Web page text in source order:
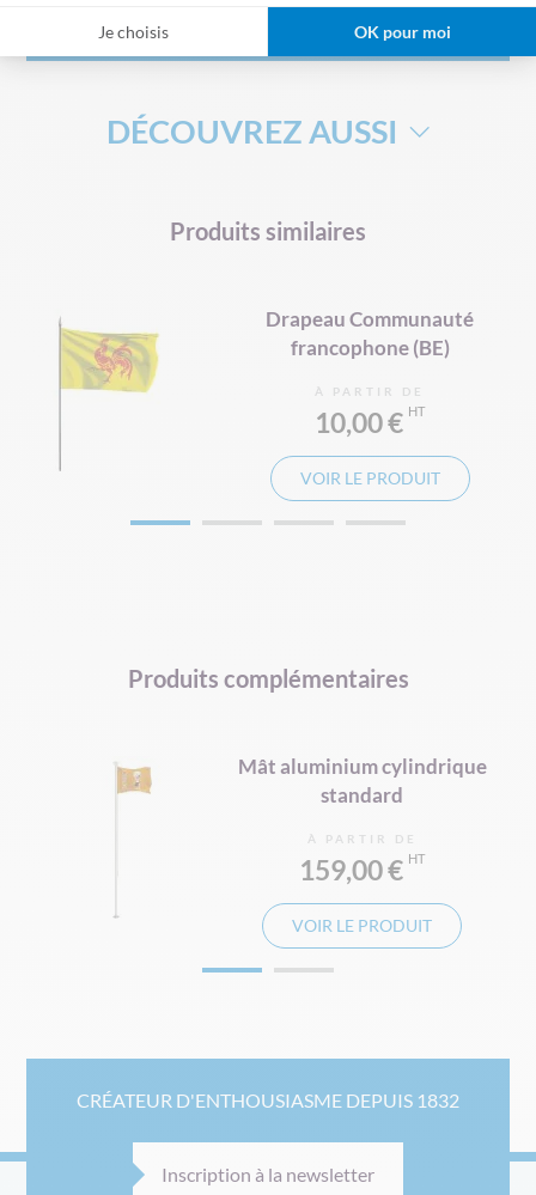
Je choisis OK pour moi
DÉCOUVREZ AUSSI
Produits similaires
Drapeau Communauté
francophone (BE)
À PARTIR DE
10,00 €
VOIR LE PRODUIT
Produits complémentaires
Mât aluminium cylindrique
standard
À PARTIR DE
159,00 €
VOIR LE PRODUIT
CRÉATEUR D'ENTHOUSIASME DEPUIS 1832
Inscription à la newsletter